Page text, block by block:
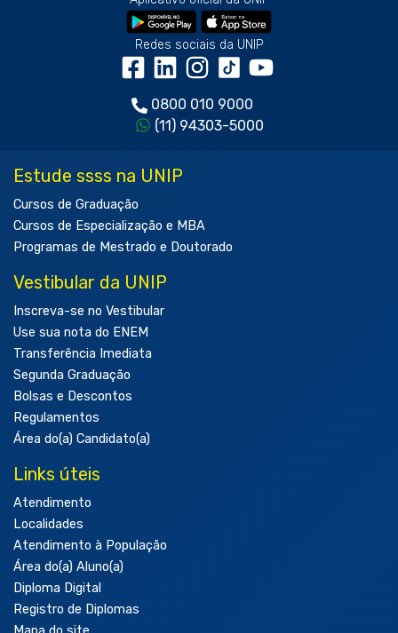
Redes sociais da UNIP
0800 010 9000
(11) 94303-5000
Estude ssss na UNIP
Cursos de Graduação
Cursos de Especialização e MBA
Programas de Mestrado e Doutorado
Vestibular da UNIP
Inscreva-se no Vestibular
Use sua nota do ENEM
Transferência Imediata
Segunda Graduação
Bolsas e Descontos
Regulamentos
Área do(a) Candidato(a)
Links úteis
Atendimento
Localidades
Atendimento à População
Área do(a) Aluno(a)
Diploma Digital
Registro de Diplomas